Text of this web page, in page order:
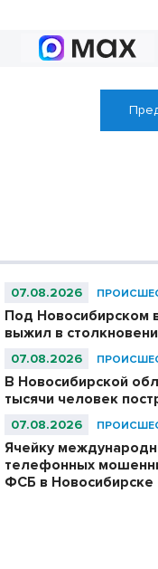
07.08.2026
Под Новосибирском
выжил в
07.08.2026
В Новосибирской
тысячи человек
07.08.2026
Ячейку
телефонных
ФСБ в Новосибирске